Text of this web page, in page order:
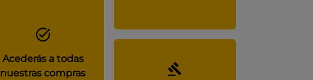
Acederás a todas
nuestras compras